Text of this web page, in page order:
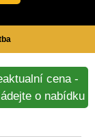
cena -
o nabídku